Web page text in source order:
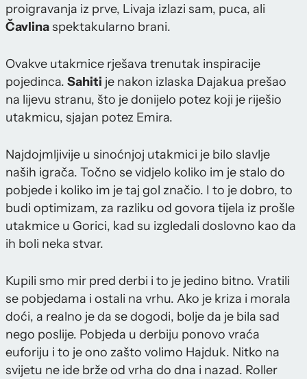
proigravanja iz prve, Livaja izlazi sam, puca, ali
Čavlinaspektakularno brani.
Ovakve utakmice rješava trenutak inspiracije
pojedinca. Sahiti je nakon izlaska Dajakua prešao
na lijevu stranu, što je donijelo potez koji je riješio
utakmicu, sjajan potez Emira.
Najdojmljivije u sinoćnjoj utakmici je bilo slavlje
naših igrača. Točno se vidjelo koliko im je stalo do
pobjede i koliko im je taj gol značio. I to je dobro, to
budi optimizam, za razliku od govora tijela iz prošle
utakmice u Gorici, kad su izgledali doslovno kao da
ih boli neka stvar.
Kupili smo mir pred derbi i to je jedino bitno. Vratili
se pobjedama i ostali na vrhu. Ako je kriza i morala
doći, a realno je da se dogodi, bolje da je bila sad
nego poslije. Pobjeda u derbiju ponovo vraća
euforiju i to je ono zašto volimo Hajduk. Nitko na
svijetu ne ide brže od vrha do dna i nazad. Roller